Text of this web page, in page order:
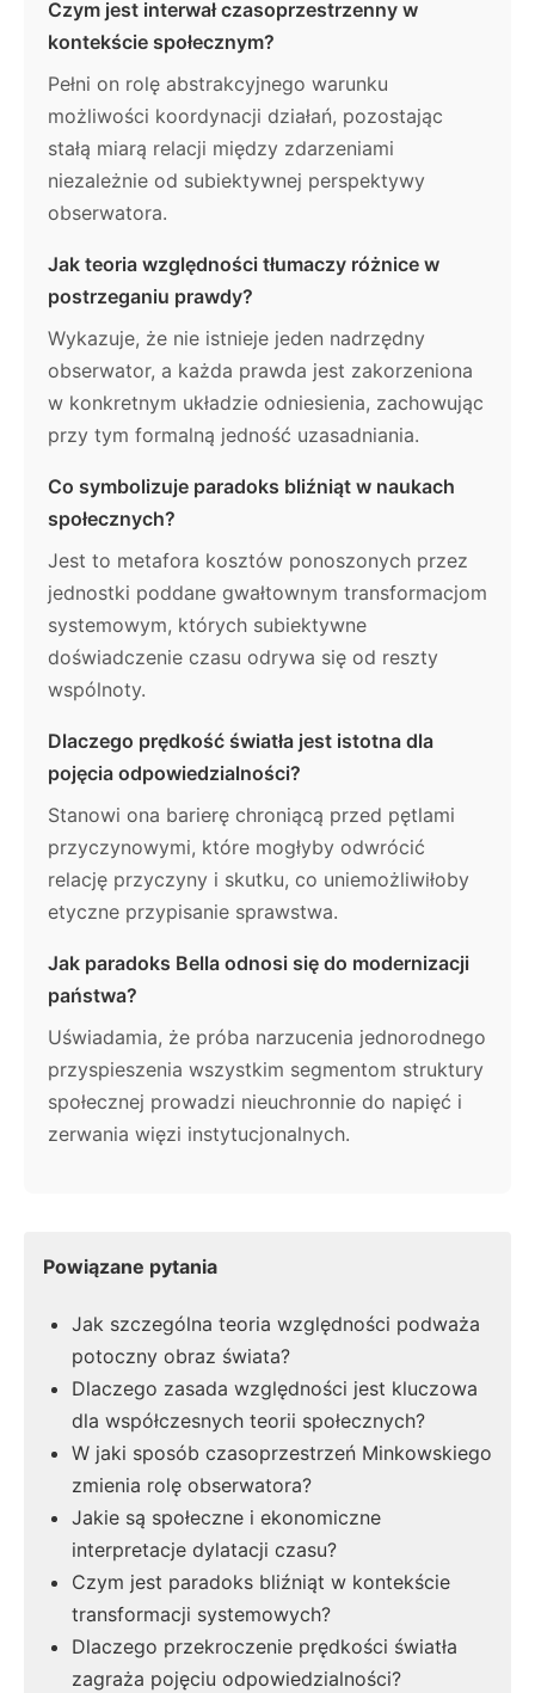
Czym jest interwał czasoprzestrzenny w
kontekście społecznym?
Pełni on rolę abstrakcyjnego warunku
możliwości koordynacji działań, pozostając
stałą miarą relacji między zdarzeniami
niezależnie od subiektywnej perspektywy
obserwatora.
Jak teoria względności tłumaczy różnice w
postrzeganiu prawdy?
Wykazuje, że nie istnieje jeden nadrzędny
obserwator, a każda prawda jest zakorzeniona
w konkretnym układzie odniesienia, zachowując
przy tym formalną jedność uzasadniania.
Co symbolizuje paradoks bliźniąt w naukach
społecznych?
Jest to metafora kosztów ponoszonych przez
jednostki poddane gwałtownym transformacjom
systemowym, których subiektywne
doświadczenie czasu odrywa się od reszty
wspólnoty.
Dlaczego prędkość światła jest istotna dla
pojęcia odpowiedzialności?
Stanowi ona barierę chroniącą przed pętlami
przyczynowymi, które mogłyby odwrócić
relację przyczyny i skutku, co uniemożliwiłoby
etyczne przypisanie sprawstwa.
Jak paradoks Bella odnosi się do modernizacji
państwa?
Uświadamia, że próba narzucenia jednorodnego
przyspieszenia wszystkim segmentom struktury
społecznej prowadzi nieuchronnie do napięć i
zerwania więzi instytucjonalnych.
Powiązane pytania
Jak szczególna teoria względności podważa
potoczny obraz świata?
Dlaczego zasada względności jest kluczowa
dla współczesnych teorii społecznych?
W jaki sposób czasoprzestrzeń Minkowskiego
zmienia rolę obserwatora?
Jakie są społeczne i ekonomiczne
interpretacje dylatacji czasu?
Czym jest paradoks bliźniąt w kontekście
transformacji systemowych?
Dlaczego przekroczenie prędkości światła
zagraża pojęciu odpowiedzialności?